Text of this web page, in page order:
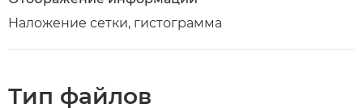
Наложение сетки, гистограмма
Тип файлов